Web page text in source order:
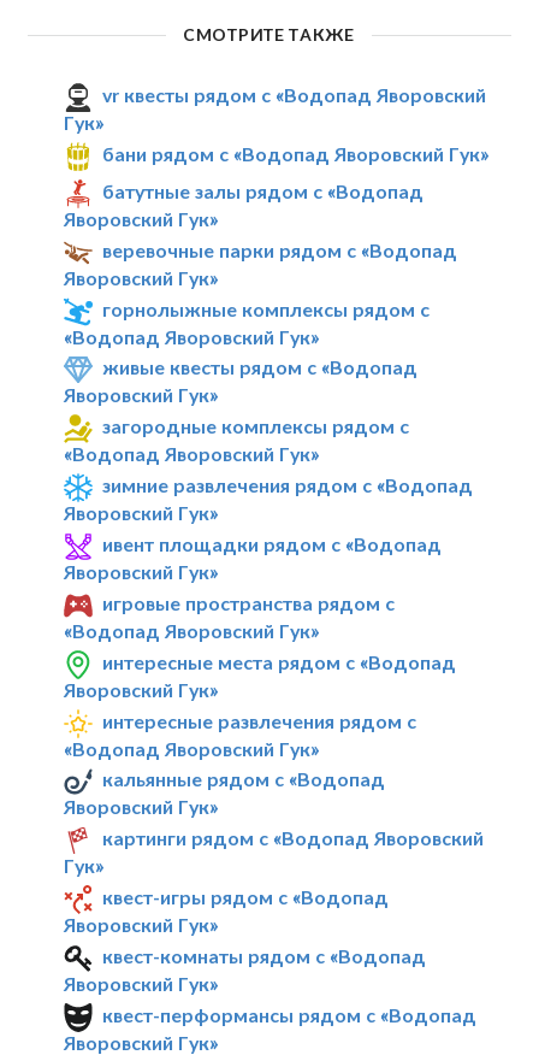
СМОТРИТЕ ТАКЖЕ
vr квесты рядом с «Водопад Яворовский
Гук»
бани рядом с «Водопад Яворовский Гук»
батутные залы рядом с «Водопад
Яворовский Гук»
веревочные парки рядом с «Водопад
Яворовский Гук»
горнолыжные комплексы рядом с
«Водопад Яворовский Гук»
живые квесты рядом с «Водопад
Яворовский Гук»
загородные комплексы рядом с
«Водопад Яворовский Гук»
зимние развлечения рядом с «Водопад
Яворовский Гук»
ивент площадки рядом с «Водопад
Яворовский Гук»
игровые пространства рядом с
«Водопад Яворовский Гук»
интересные места рядом с «Водопад
Яворовский Гук»
интересные развлечения рядом с
«Водопад Яворовский Гук»
кальянные рядом с «Водопад
Яворовский Гук»
картинги рядом с «Водопад Яворовский
Гук»
квест-игры рядом с «Водопад
Яворовский Гук»
квест-комнаты рядом с «Водопад
Яворовский Гук»
квест-перформансы рядом с «Водопад
Яворовский Гук»